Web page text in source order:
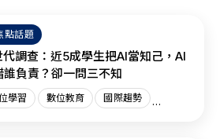
點話題
代調查：近5成學生把AI當知己，AI
誰負責？卻一問三不知
學習 數位教育 國際趨勢